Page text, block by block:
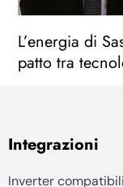
L’energia di
patto tra
Integrazioni
Inverter compatibili